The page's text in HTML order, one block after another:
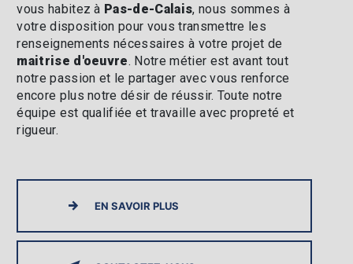
vous habitez à Pas-de-Calais, nous sommes à
votre disposition pour vous transmettre les
renseignements nécessaires à votre projet de
maitrise d'oeuvre. Notre métier est avant tout
notre passion et le partager avec vous renforce
encore plus notre désir de réussir. Toute notre
équipe est qualifiée et travaille avec propreté et
rigueur.
EN SAVOIR PLUS